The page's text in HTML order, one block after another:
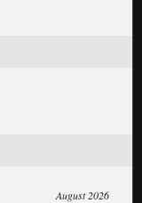
August 2026